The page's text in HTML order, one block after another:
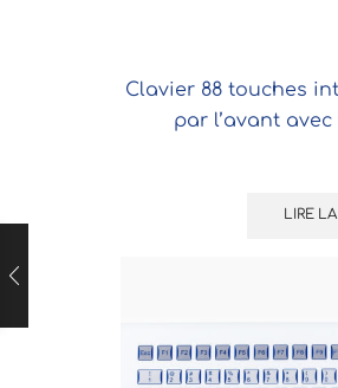
Clavier 88 touches
par l’avant
LIRE